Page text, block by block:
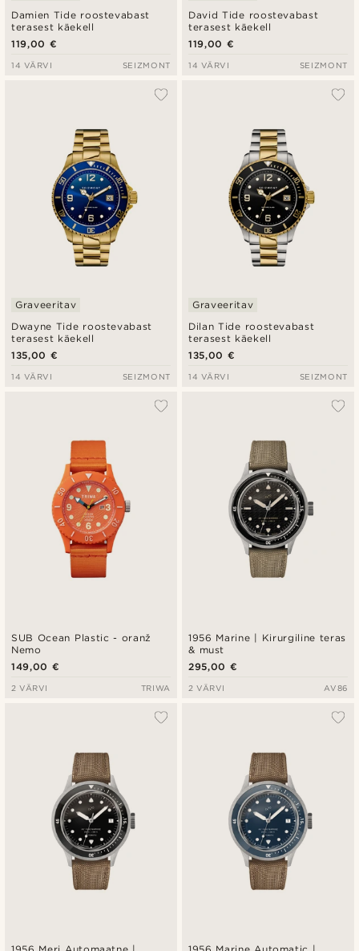
Damien Tide roostevabast
terasest käekell
119,00 €
14 VÄRVI SEIZMONT
David Tide roostevabast
terasest käekell
119,00 €
14 VÄRVI SEIZMONT
Dwayne Tide roostevabast
terasest käekell
Graveeritav
135,00 €
14 VÄRVI SEIZMONT
Dilan Tide roostevabast
terasest käekell
Graveeritav
135,00 €
14 VÄRVI SEIZMONT
SUB Ocean Plastic - oranž
Nemo
149,00 €
2 VÄRVI TRIWA
1956 Marine | Kirurgiline teras
& must
295,00 €
2 VÄRVI AV86